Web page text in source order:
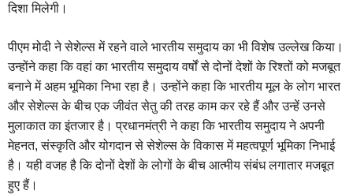
दिशा मिलेगी।
पीएम मोदी ने सेशेल्स में रहने वाले भारतीय समुदाय का भी विशेष उल्लेख किया।
उन्होंने कहा कि वहां का भारतीय समुदाय वर्षों से दोनों देशों के रिश्तों को मजबूत
बनाने में अहम भूमिका निभा रहा है। उन्होंने कहा कि भारतीय मूल के लोग भारत
और सेशेल्स के बीच एक जीवंत सेतु की तरह काम कर रहे हैं और उन्हें उनसे
मुलाकात का इंतजार है। प्रधानमंत्री ने कहा कि भारतीय समुदाय ने अपनी
मेहनत, संस्कृति और योगदान से सेशेल्स के विकास में महत्वपूर्ण भूमिका निभाई
है। यही वजह है कि दोनों देशों के लोगों के बीच आत्मीय संबंध लगातार मजबूत
हुए हैं।